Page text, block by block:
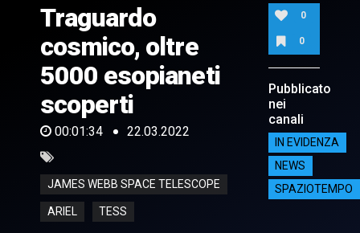
34
seconds
Traguardo
cosmico, oltre
5000 esopianeti
scoperti
00:01:34 22.03.2022
JAMES WEBB SPACE TELESCOPE
ARIEL TESS
0
0
Pubblicato
nei
canali
IN EVIDENZA
NEWS
SPAZIOTEMPO